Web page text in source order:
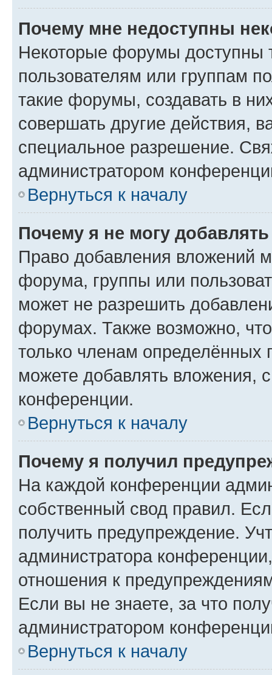
Почему мне недоступны
Некоторые форумы доступны
пользователям или группам
такие форумы, создавать в
совершать другие действия,
специальное разрешение.
администратором
Вернуться к началу
Почему я не могу
Право добавления вложений
форума, группы или
может не разрешить
форумах. Также возможно,
только членам определённых
можете добавлять вложения,
конференции.
Вернуться к началу
Почему я получил
На каждой конференции
собственный свод правил.
получить предупреждение.
администратора
отношения к
Если вы не знаете, за что
администратором
Вернуться к началу